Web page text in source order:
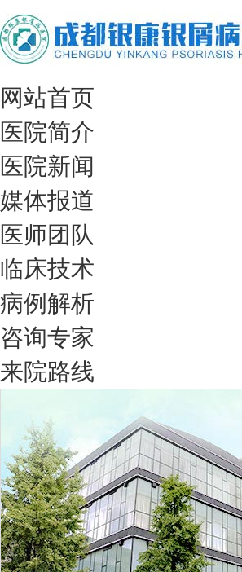
网站首页
医院简介
医院新闻
媒体报道
医师团队
临床技术
病例解析
咨询专家
来院路线